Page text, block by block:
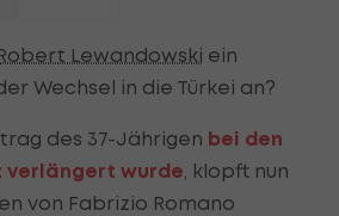
Lewandowski ein
Wechsel in die Türkei an?
des 37-Jährigen bei den
verlängert wurde , klopft nun
von Fabrizio Romano